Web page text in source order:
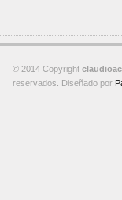
© 2014 Copyright
reservados. Diseñado por